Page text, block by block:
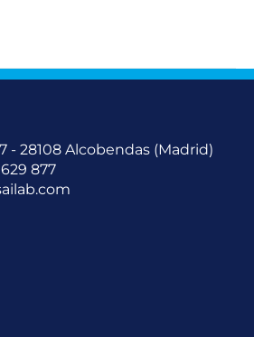
- 28108 Alcobendas (Madrid)
877